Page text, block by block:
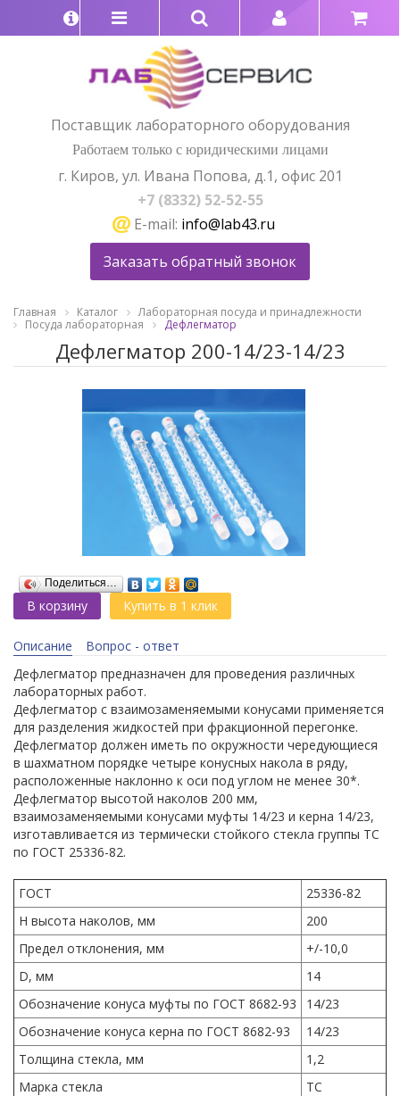
Поставщик лабораторного оборудования
Работаем только с юридическими лицами
г. Киров, ул. Ивана Попова, д.1, офис 201
+7 (8332) 52-52-55
E-mail: info@lab43.ru
Заказать обратный звонок
Главная Каталог
Лабораторная посуда и принадлежности
Посуда лабораторная
Дефлегматор
Дефлегматор 200-14/23-14/23
Поделиться…
В корзину Купить в 1 клик
Описание
Вопрос - ответ
Дефлегматор предназначен для проведения различных
лабораторных работ.
Дефлегматор с взаимозаменяемыми конусами применяется
для разделения жидкостей при фракционной перегонке.
Дефлегматор должен иметь по окружности чередующиеся
в шахматном порядке четыре конусных накола в ряду,
расположенные наклонно к оси под углом не менее 30*.
Дефлегматор высотой наколов 200 мм,
взаимозаменяемыми конусами муфты 14/23 и керна 14/23,
изготавливается из термически стойкого стекла группы ТС
по ГОСТ 25336-82.
ГОСТ
25336-82
Н высота наколов, мм
200
Предел отклонения, мм
+/-10,0
D, мм
14
Обозначение конуса муфты по ГОСТ 8682-93
14/23
Обозначение конуса керна по ГОСТ 8682-93
14/23
Толщина стекла, мм
1,2
Марка стекла
ТС